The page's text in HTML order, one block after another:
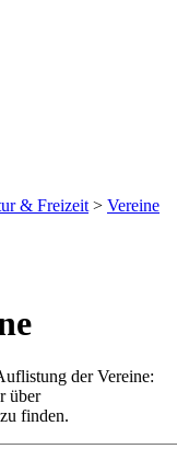
& Freizeit > Vereine
der Vereine:
über
finden.